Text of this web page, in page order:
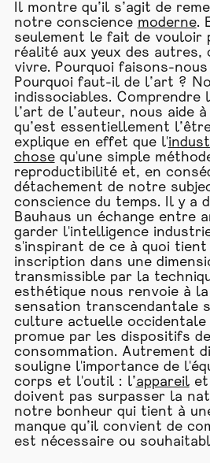
Il montre qu’il s’agit de
notre conscience moderne.
seulement le fait de vouloir
réalité aux yeux des autres,
vivre. Pourquoi faisons-nous
Pourquoi faut-il de l’art ?
indissociables. Comprendre
l’art de l’auteur, nous aide
qu’est essentiellement
explique en effet que l'
chosequ'une simple
reproductibilité et, en
détachement de notre
conscience du temps. Il y a
Bauhaus un échange entre
garder l'intelligence
s'inspirant de ce à quoi
inscription dans une
transmissible par la
esthétique nous renvoie à la
sensation transcendantale
culture actuelle
promue par les dispositifs
consommation. Autrement
souligne l'importance de
corps et l'outil : l’appareilet
doivent pas surpasser la
notre bonheur qui tient à
manque qu’il convient de
est nécessaire ou